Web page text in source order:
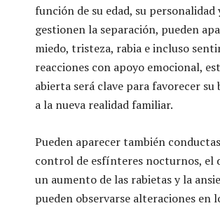
función de su edad, su
gestionen la separación, pueden
miedo, tristeza, rabia e incluso
reacciones con apoyo emocional,
abierta será clave para favorecer
a la nueva realidad familiar.
Pueden aparecer también
control de esfínteres nocturnos, el
un aumento de las rabietas y la
pueden observarse alteraciones en